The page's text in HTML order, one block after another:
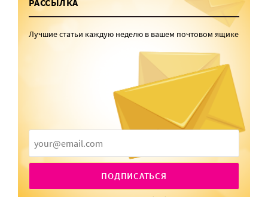
РАССЫЛКА
Лучшие статьи каждую неделю в вашем почтовом ящике
ПОДПИСАТЬСЯ